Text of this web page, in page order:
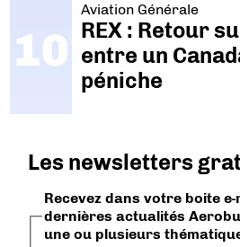
Aviation Générale
REX : Retour
entre un
péniche
Les newsletters
Recevez dans votre boite e-
dernières actualités
une ou plusieurs